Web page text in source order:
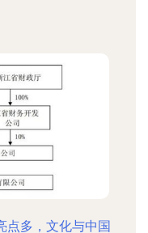
点多，文化与中国